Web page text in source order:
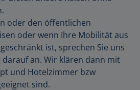
oder den öffentlichen
oder wenn Ihre Mobilität aus
ist, sprechen Sie uns
an. Wir klären dann mit
und Hotelzimmer bzw
sind.